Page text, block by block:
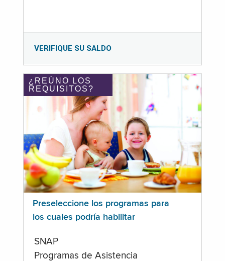
VERIFIQUE SU SALDO
¿REÚNO LOS
REQUISITOS?
Preseleccione los programas para
los cuales podría habilitar
SNAP
Programas de Asistencia